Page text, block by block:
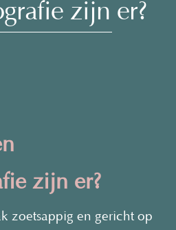
zijn er?
zijn er?
zoetsappig en gericht op